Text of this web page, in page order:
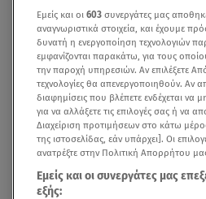
Εμείς και οι 603 συνεργάτες μας
αναγνωριστικά στοιχεία, και έχουμε
δυνατή η ενεργοποίηση τεχνολογιών
εμφανίζονται παρακάτω, για τους
την παροχή υπηρεσιών. Αν επιλέξετε
τεχνολογίες θα απενεργοποιηθούν. Αν
διαφημίσεις που βλέπετε ενδέχεται να
για να αλλάξετε τις επιλογές σας ή να
Διαχείριση προτιμήσεων στο κάτω
της ιστοσελίδας, εάν υπάρχει]. Οι
ανατρέξτε στην Πολιτική Απορρήτου
Εμείς και οι συνεργάτες μας
εξής: